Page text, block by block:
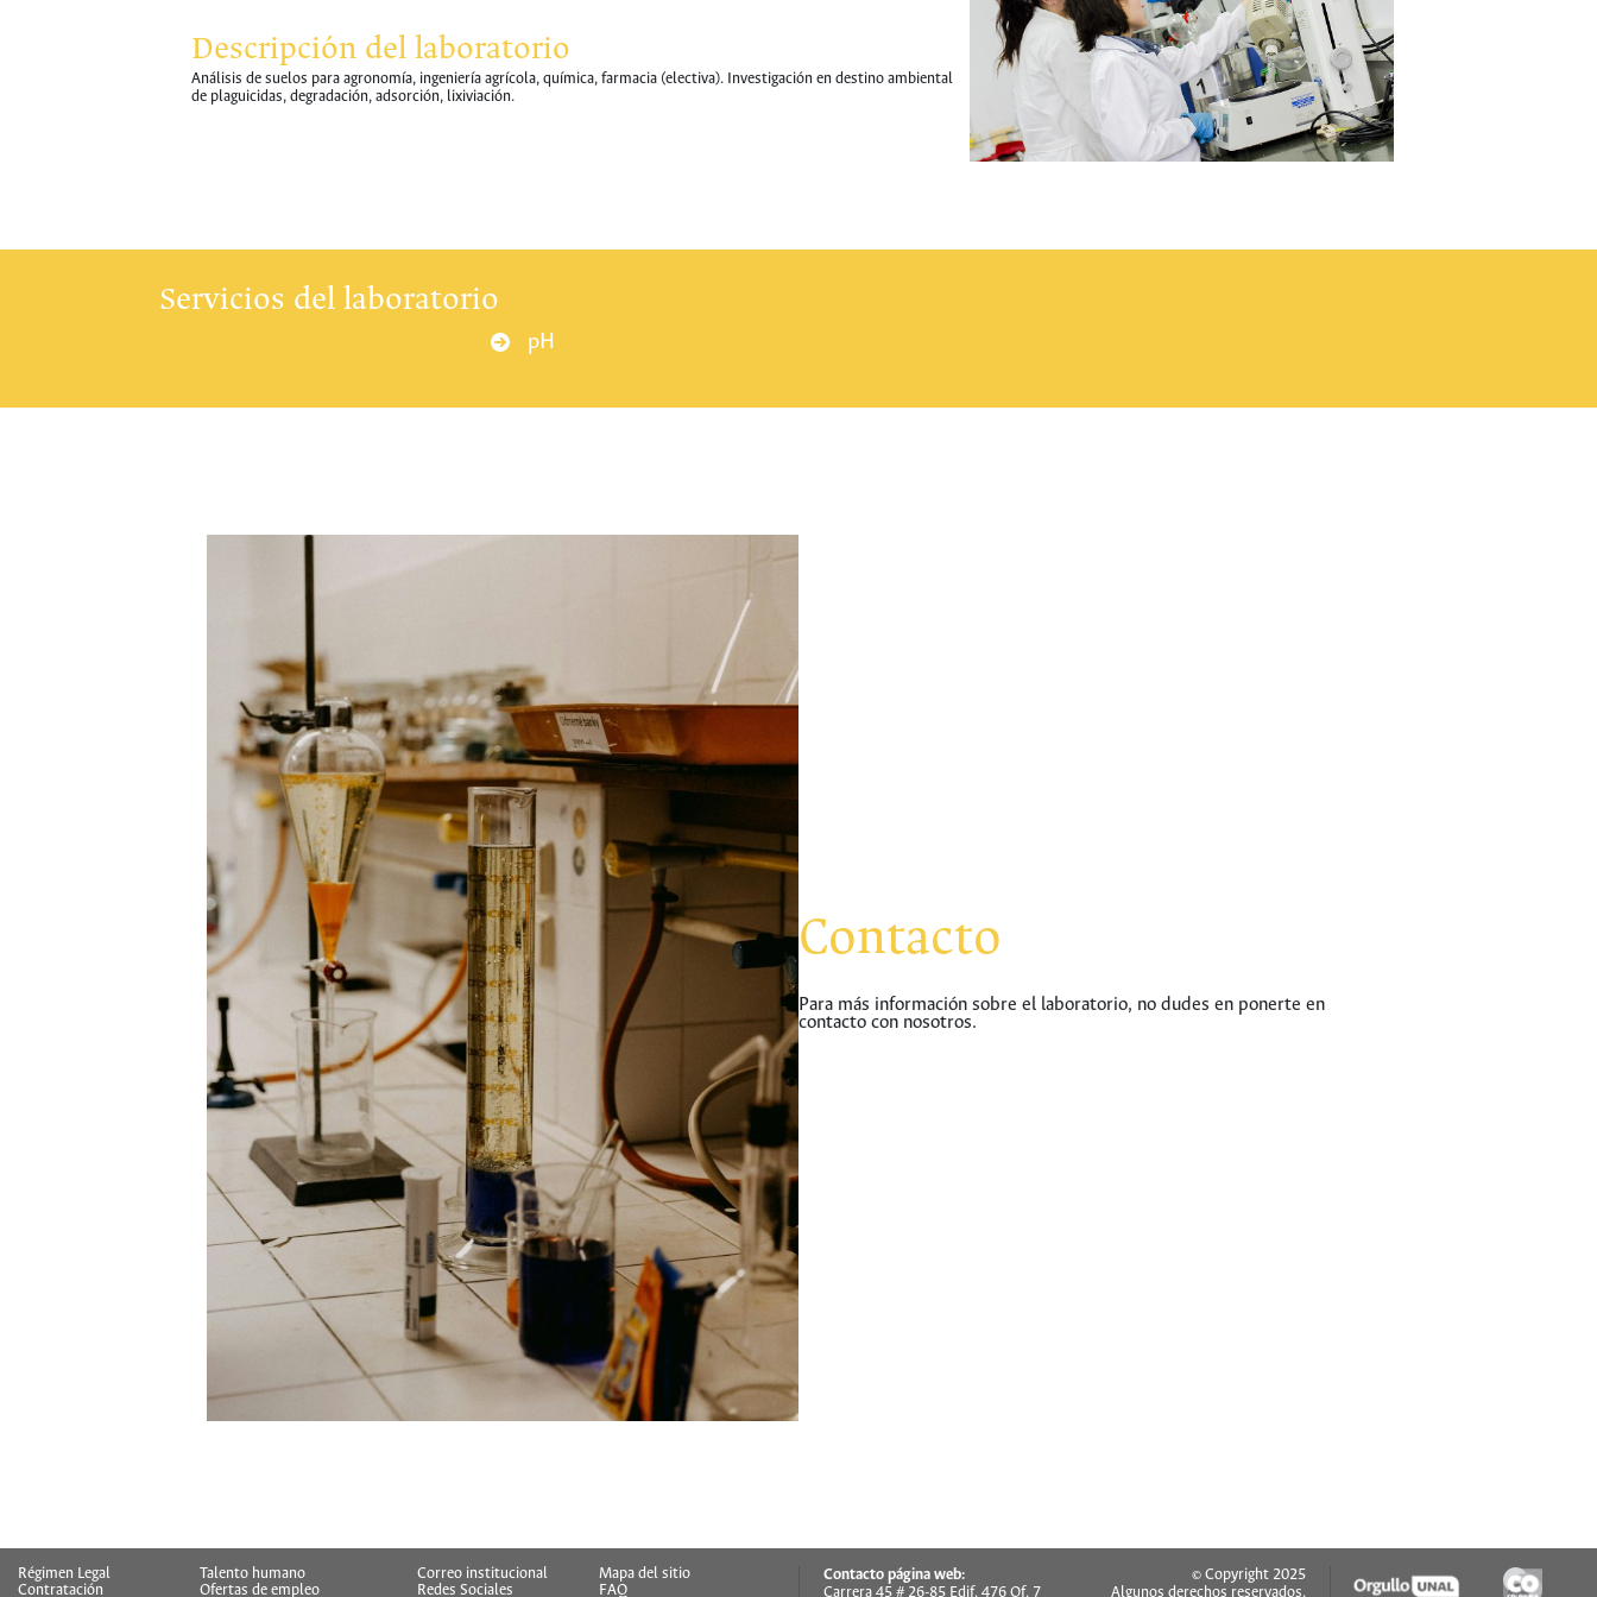
Descripción del laboratorio
Análisis de suelos para agronomía, ingeniería agrícola, química, farmacia (electiva). Investigación en destino ambiental
de plaguicidas, degradación, adsorción, lixiviación.
Servicios del laboratorio
pH
Contacto
Para más información sobre el laboratorio, no dudes en ponerte en
contacto con nosotros.
Régimen Legal
Talento humano
Contratación
Ofertas de empleo
Correo institucional
Mapa del sitio
Redes Sociales
FAQ
Contacto página web:
Carrera 45 # 26-85 Edif. 476 Of. 7
© Copyright 2025
Algunos derechos reservados.